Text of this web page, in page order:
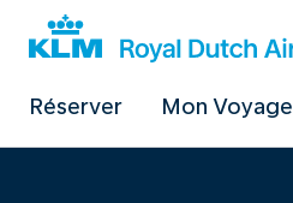
Réserver Mon Voyage